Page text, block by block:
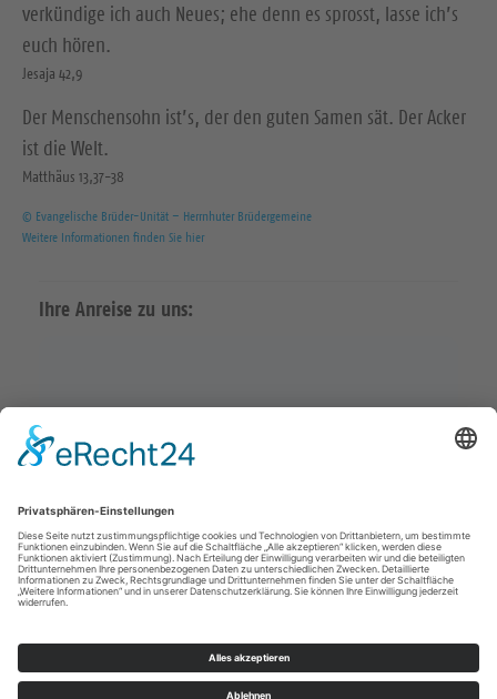
verkündige ich auch Neues; ehe denn es sprosst, lasse ich’s
euch hören.
Jesaja 42,9
Der Menschensohn ist’s, der den guten Samen sät. Der Acker
ist die Welt.
Matthäus 13,37-38
© Evangelische Brüder-Unität – Herrnhuter Brüdergemeine
Weitere Informationen finden Sie hier
Ihre Anreise zu uns:
Karte in Google Maps öffnen